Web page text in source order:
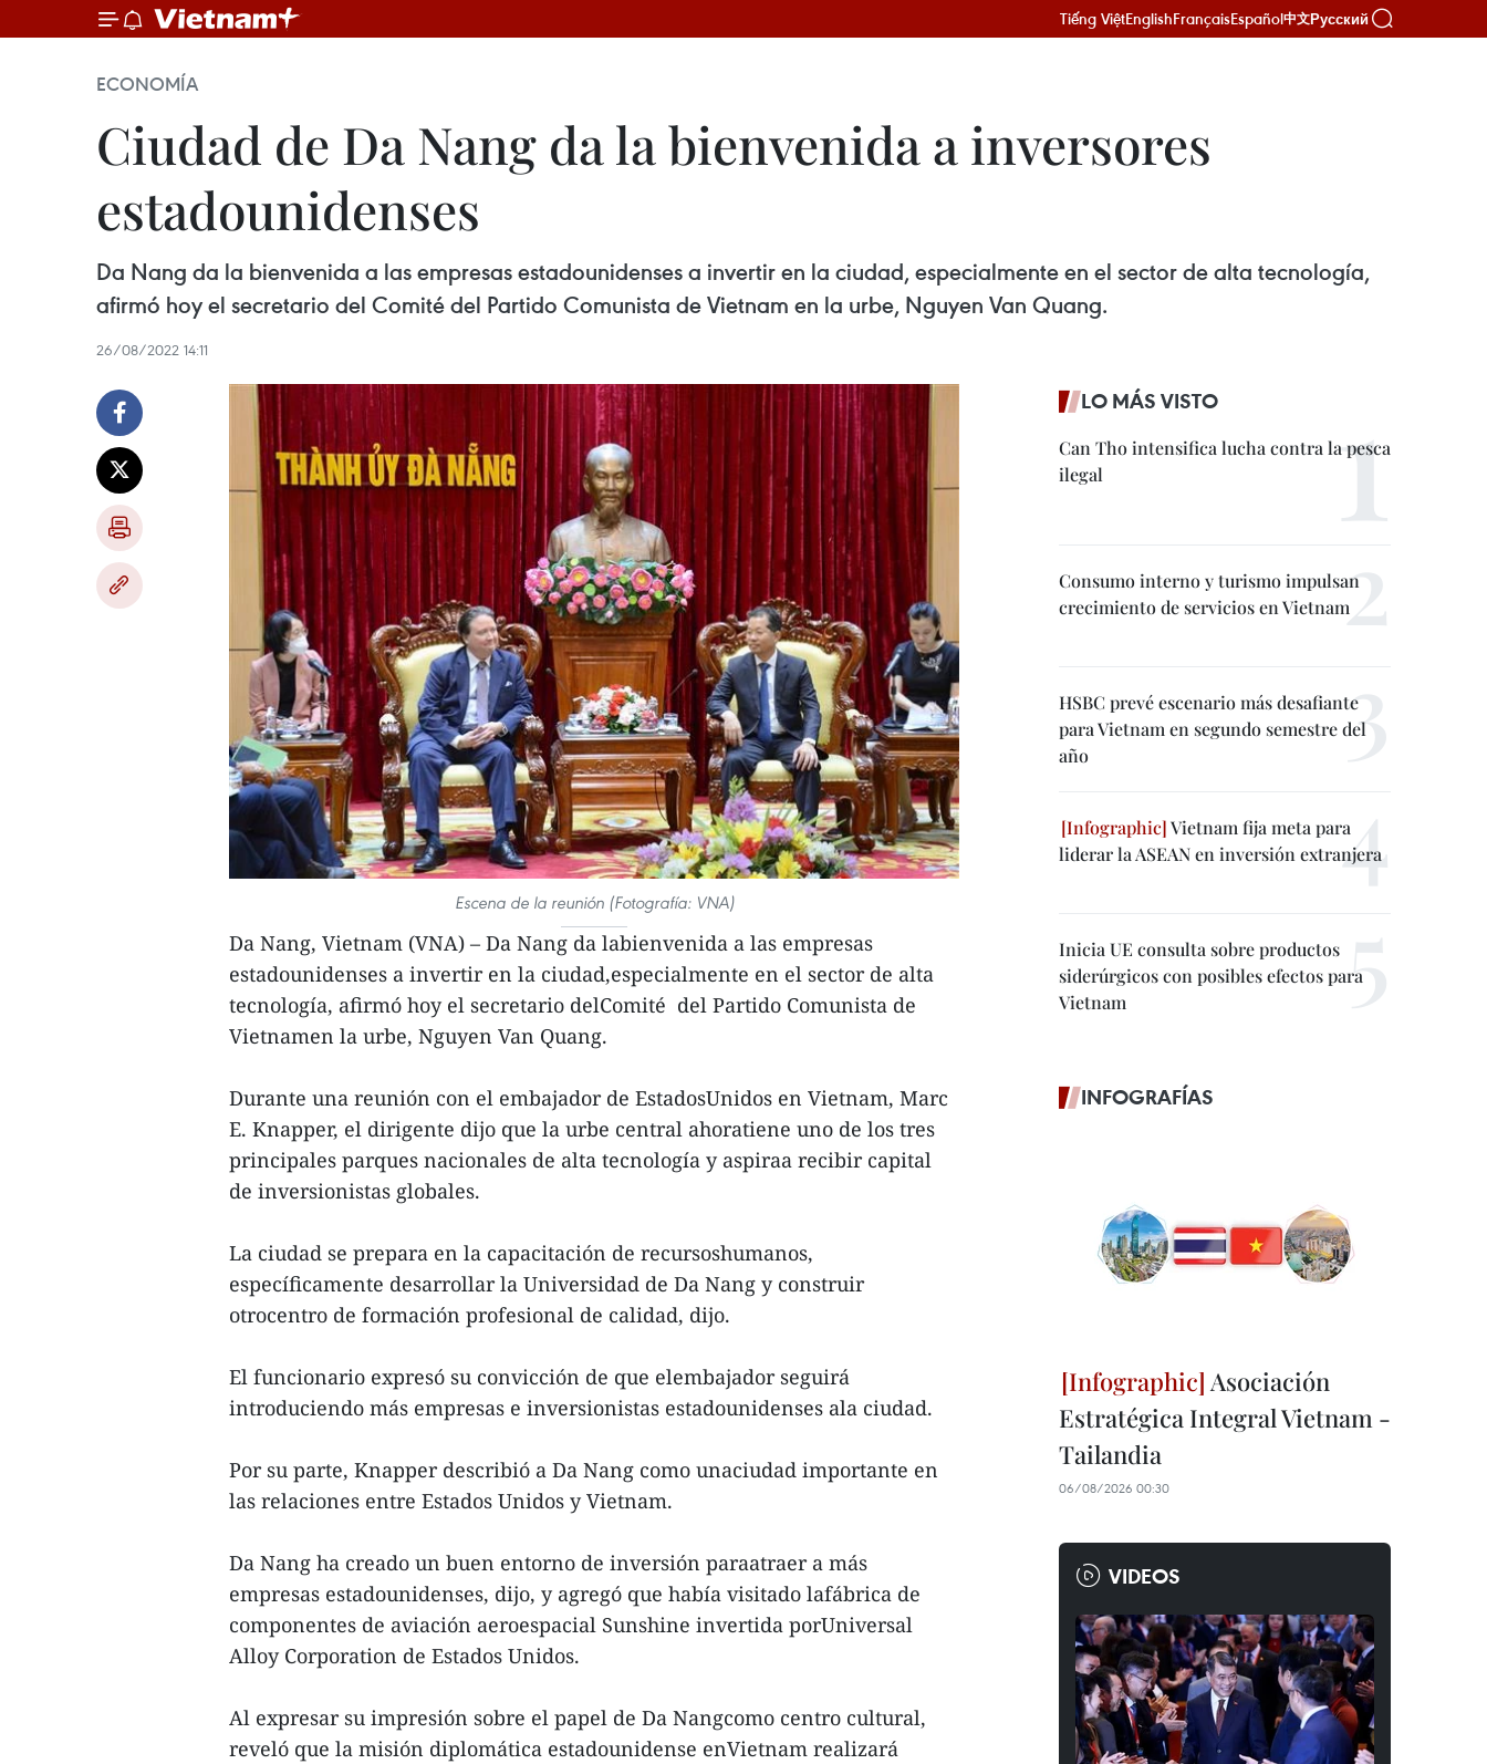
Tiếng ViệtEnglishFrançaisEspañol中文Русский
ECONOMÍA
Ciudad de Da Nang da la bienvenida a inversores
estadounidenses
Da Nang da la bienvenida a las empresas estadounidenses a invertir en la ciudad, especialmente en el sector de alta tecnología,
afirmó hoy el secretario del Comité del Partido Comunista de Vietnam en la urbe, Nguyen Van Quang.
26/08/2022 14:11
Escena de la reunión (Fotografía: VNA)
Da Nang, Vietnam (VNA) – Da Nang da labienvenida a las empresas
estadounidenses a invertir en la ciudad,especialmente en el sector de alta
tecnología, afirmó hoy el secretario delComité del Partido Comunista de
Vietnamen la urbe, Nguyen Van Quang.
Durante una reunión con el embajador de EstadosUnidos en Vietnam, Marc
E. Knapper, el dirigente dijo que la urbe central ahoratiene uno de los tres
principales parques nacionales de alta tecnología y aspiraa recibir capital
de inversionistas globales.
La ciudad se prepara en la capacitación de recursoshumanos,
específicamente desarrollar la Universidad de Da Nang y construir
otrocentro de formación profesional de calidad, dijo.
El funcionario expresó su convicción de que elembajador seguirá
introduciendo más empresas e inversionistas estadounidenses ala ciudad.
Por su parte, Knapper describió a Da Nang como unaciudad importante en
las relaciones entre Estados Unidos y Vietnam.
Da Nang ha creado un buen entorno de inversión paraatraer a más
empresas estadounidenses, dijo, y agregó que había visitado lafábrica de
componentes de aviación aeroespacial Sunshine invertida porUniversal
Alloy Corporation de Estados Unidos.
Al expresar su impresión sobre el papel de Da Nangcomo centro cultural,
reveló que la misión diplomática estadounidense enVietnam realizará
LO MÁS VISTO
Can Tho intensifica lucha contra la pesca
ilegal
Consumo interno y turismo impulsan
crecimiento de servicios en Vietnam
HSBC prevé escenario más desafiante
para Vietnam en segundo semestre del
año
Vietnam fija meta para
liderar la ASEAN en inversión extranjera
Inicia UE consulta sobre productos
siderúrgicos con posibles efectos para
Vietnam
INFOGRAFÍAS
Asociación
Estratégica Integral Vietnam -
Tailandia
06/08/2026 00:30
VIDEOS